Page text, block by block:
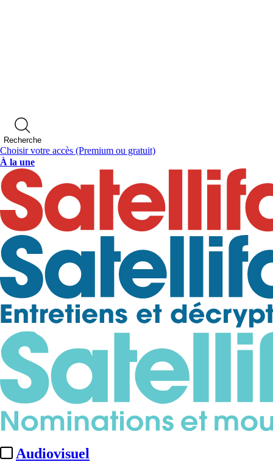
Recherche
Choisir votre accès (Premium ou gratuit)
À la une
Audiovisuel